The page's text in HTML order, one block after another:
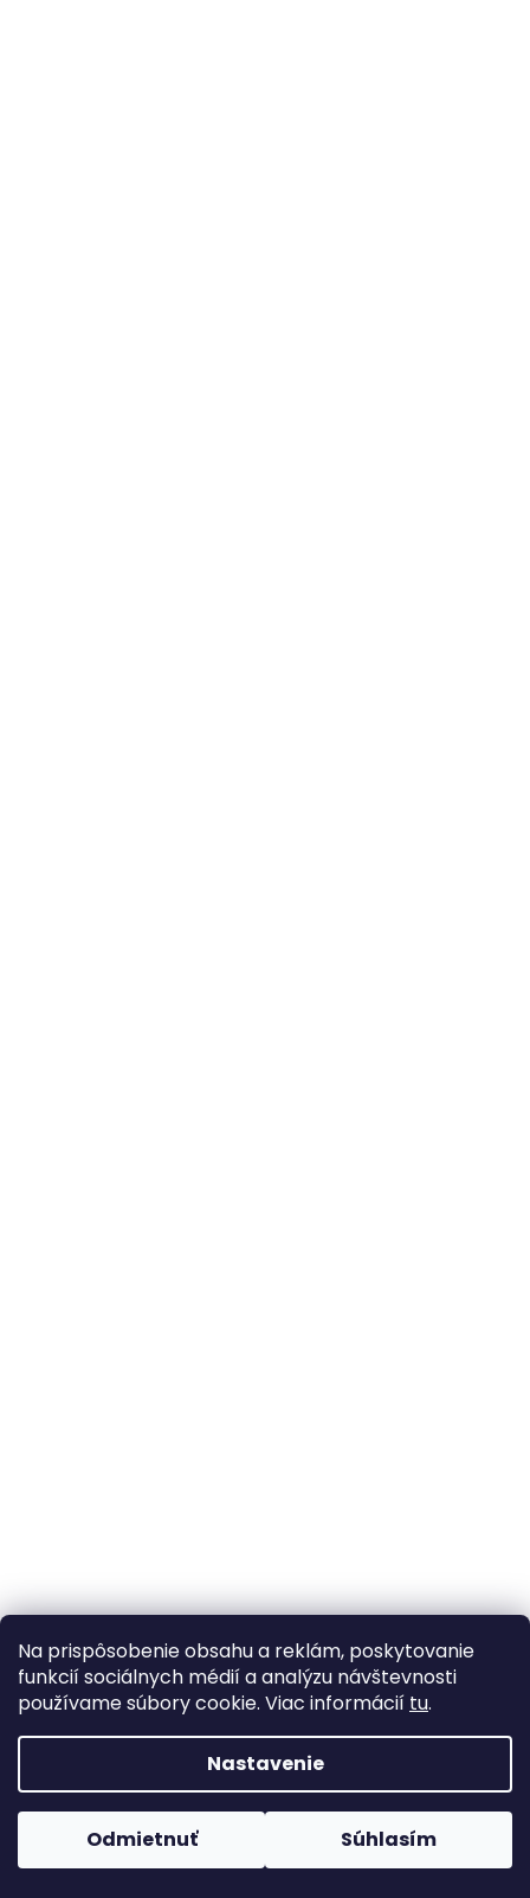
Na prispôsobenie obsahu a reklám, poskytovanie
funkcií sociálnych médií a analýzu návštevnosti
používame súbory cookie. Viac informácií tu.
Nastavenie
Odmietnuť Súhlasím